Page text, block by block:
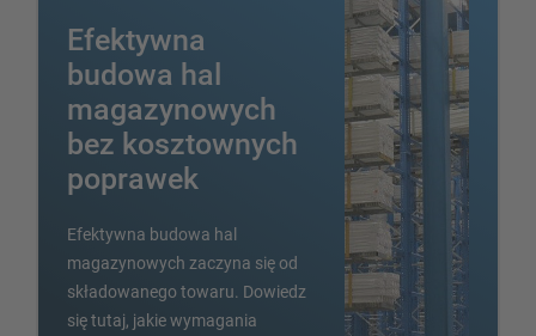
Efektywna
budowa hal
magazynowych
bez kosztownych
poprawek
Efektywna budowa hal
magazynowych zaczyna się od
składowanego towaru. Dowiedz
się tutaj, jakie wymagania
Inne wersje regałów wspornikowych
PRZEGLĄD SYSTEMÓW